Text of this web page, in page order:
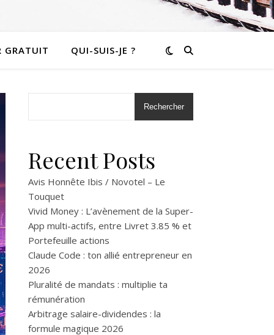
GRATUIT QUI-SUIS-JE ?
Rechercher
Recent Posts
Avis Honnête Ibis / Novotel – Le
Touquet
Vivid Money : L’avènement de la Super-
App multi-actifs, entre Livret 3.85 % et
Portefeuille actions
Claude Code : ton allié entrepreneur en
2026
Pluralité de mandats : multiplie ta
rémunération
Arbitrage salaire-dividendes : la
formule magique 2026